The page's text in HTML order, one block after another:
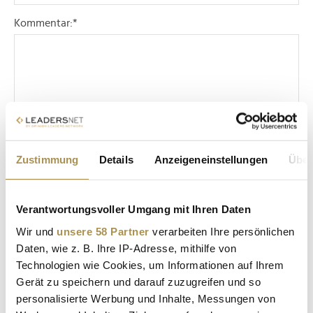
Zustimmung Details Anzeigeneinstellungen
Verantwortungsvoller Umgang mit Ihren Daten
Wir und unsere 58 Partner verarbeiten Ihre persönlichen
Daten, wie z. B. Ihre IP-Adresse, mithilfe von
Technologien wie Cookies, um Informationen auf Ihrem
Gerät zu speichern und darauf zuzugreifen und so
personalisierte Werbung und Inhalte, Messungen von
Kommentar:*
Sicherheitscode bestätigen:*
ABSENDEN
* Pflichtfelder.